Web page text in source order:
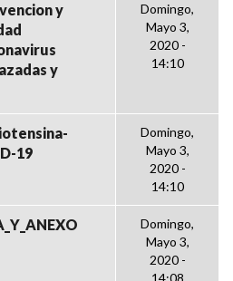
y
y
Domingo,
Mayo 3,
2020 -
14:10
19
Domingo,
Mayo 3,
2020 -
14:10
Domingo,
Mayo 3,
2020 -
14:08